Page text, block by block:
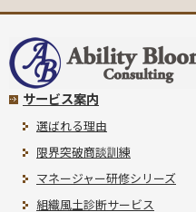
サービス案内
選ばれる理由
限界突破商談訓練
マネージャー研修シリーズ
組織風土診断サービス